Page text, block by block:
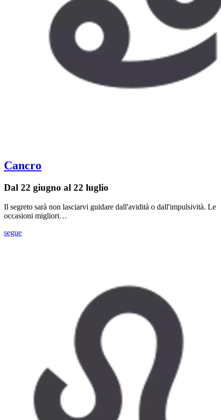
Cancro
Dal 22 giugno al 22 luglio
Il segreto sarà non lasciarvi guidare dall'avidità o dall'impulsività. Le
occasioni migliori…
segue